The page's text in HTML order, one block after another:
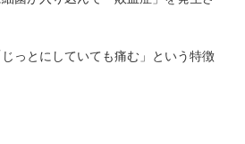
っとにしていても痛む」という特徴